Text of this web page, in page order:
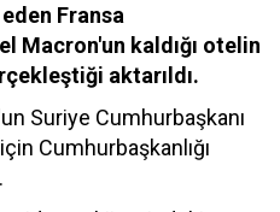
Fransa
Macron'un kaldığı otelin
aktarıldı.
Suriye Cumhurbaşkanı
Cumhurbaşkanlığı